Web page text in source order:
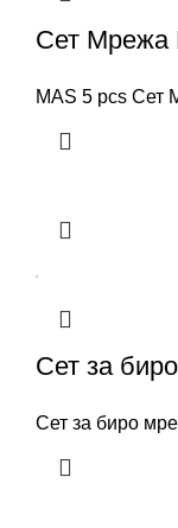
Сет Мрежа
MAS 5 pcs Сет
Сет за
Сет за биро